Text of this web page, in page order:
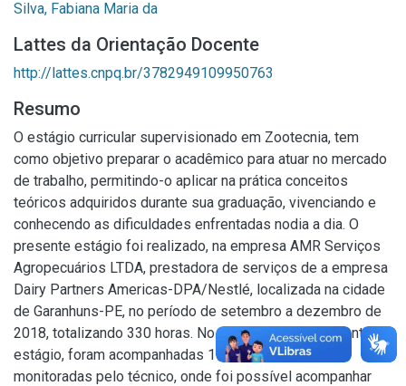
Silva, Fabiana Maria da
Lattes da Orientação Docente
http://lattes.cnpq.br/3782949109950763
Resumo
O estágio curricular supervisionado em Zootecnia, tem
como objetivo preparar o acadêmico para atuar no mercado
de trabalho, permitindo-o aplicar na prática conceitos
teóricos adquiridos durante sua graduação, vivenciando e
conhecendo as dificuldades enfrentadas nodia a dia. O
presente estágio foi realizado, na empresa AMR Serviços
Agropecuários LTDA, prestadora de serviços de a empresa
Dairy Partners Americas-DPA/Nestlé, localizada na cidade
de Garanhuns-PE, no período de setembro a dezembro de
2018, totalizando 330 horas. No período correspondente ao
estágio, foram acompanhadas 19 propriedades
monitoradas pelo técnico, onde foi possível acompanhar